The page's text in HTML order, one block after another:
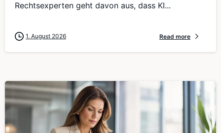
Rechtsexperten geht davon aus, dass KI...
1. August 2026 Read more